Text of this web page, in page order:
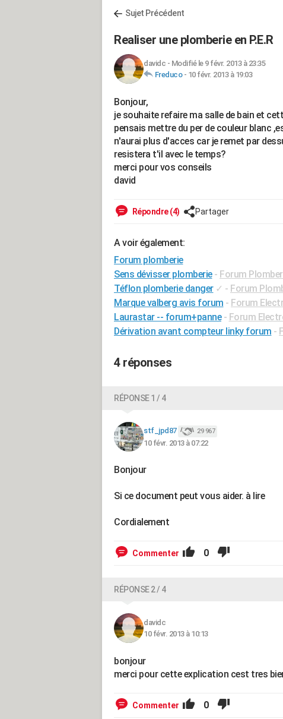
Sujet Précédent
Realiser une plomberie en P.E.R
davidc - Modifié le 9 févr. 2013 à 23:35
Freduco- 10 févr. 2013 à 19:03
Bonjour,
je souhaite refaire ma salle de bain et
pensais mettre du per de couleur blanc
n'aurai plus d'acces car je remet par
resistera t'il avec le temps?
merci pour vos conseils
david
Répondre (4) Partager
A voir également:
Forum plomberie
Sens dévisser plomberie - Forum
Téflon plomberie danger ✓ - Forum
Marque valberg avis forum - Forum
Laurastar -- forum+panne - Forum
Dérivation avant compteur linky forum -
4 réponses
RÉPONSE 1 / 4
stf_jpd87 29 967
10 févr. 2013 à 07:22
Bonjour
Si ce document peut vous aider. à lire
Cordialement
Commenter 0
RÉPONSE 2 / 4
davidc
10 févr. 2013 à 10:13
bonjour
merci pour cette explication cest tres
Commenter 0